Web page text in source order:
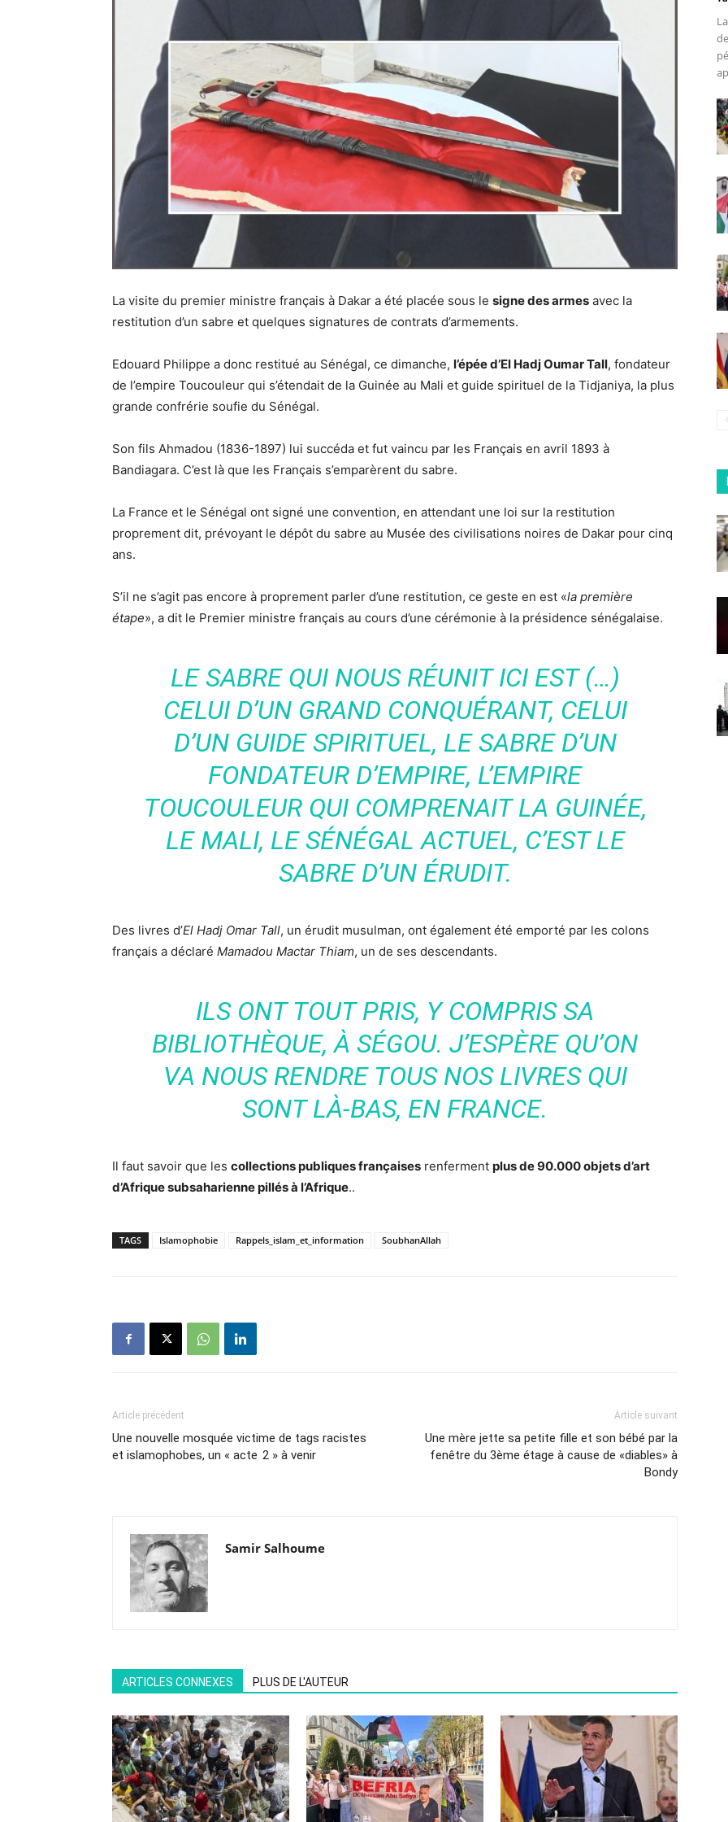
La visite du premier ministre français à Dakar a été placée sous le signe des armes avec la
restitution d’un sabre et quelques signatures de contrats d’armements.
Edouard Philippe a donc restitué au Sénégal, ce dimanche, l’épée d’El Hadj Oumar Tall, fondateur
de l’empire Toucouleur qui s’étendait de la Guinée au Mali et guide spirituel de la Tidjaniya, la plus
grande confrérie soufie du Sénégal.
Son fils Ahmadou (1836-1897) lui succéda et fut vaincu par les Français en avril 1893 à
Bandiagara. C’est là que les Français s’emparèrent du sabre.
La France et le Sénégal ont signé une convention, en attendant une loi sur la restitution
proprement dit, prévoyant le dépôt du sabre au Musée des civilisations noires de Dakar pour cinq
ans.
S’il ne s’agit pas encore à proprement parler d’une restitution, ce geste en est «la première
étape», a dit le Premier ministre français au cours d’une cérémonie à la présidence sénégalaise.
LE SABRE QUI NOUS RÉUNIT ICI EST (…)
CELUI D’UN GRAND CONQUÉRANT, CELUI
D’UN GUIDE SPIRITUEL, LE SABRE D’UN
FONDATEUR D’EMPIRE, L’EMPIRE
TOUCOULEUR QUI COMPRENAIT LA GUINÉE,
LE MALI, LE SÉNÉGAL ACTUEL, C’EST LE
SABRE D’UN ÉRUDIT.
Des livres d’El Hadj Omar Tall, un érudit musulman, ont également été emporté par les colons
français a déclaré Mamadou Mactar Thiam, un de ses descendants.
ILS ONT TOUT PRIS, Y COMPRIS SA
BIBLIOTHÈQUE, À SÉGOU. J’ESPÈRE QU’ON
VA NOUS RENDRE TOUS NOS LIVRES QUI
SONT LÀ-BAS, EN FRANCE.
Il faut savoir que les collections publiques françaises renferment plus de 90.000 objets d’art
d’Afrique subsaharienne pillés à l’Afrique..
TAGS Islamophobie Rappels_islam_et_information SoubhanAllah
Article précédent
Une nouvelle mosquée victime de tags racistes
et islamophobes, un « acte 2 » à venir
Article suivant
Une mère jette sa petite fille et son bébé par la
fenêtre du 3ème étage à cause de «diables» à
Bondy
Samir Salhoume
ARTICLES CONNEXES PLUS DE L'AUTEUR